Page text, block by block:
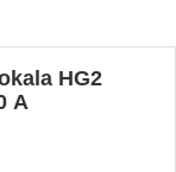
HG2
А